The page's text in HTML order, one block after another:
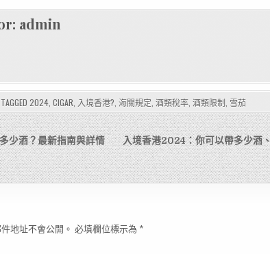
admin
TAGGED2024 ,CIGAR 入境香港? ,海關規定 ,酒類稅率 ,酒類限制 雪茄
入境香港2024：你可以帶多少酒
少酒？最新指南與詳情
地址不會公開。 必填欄位標示為 *